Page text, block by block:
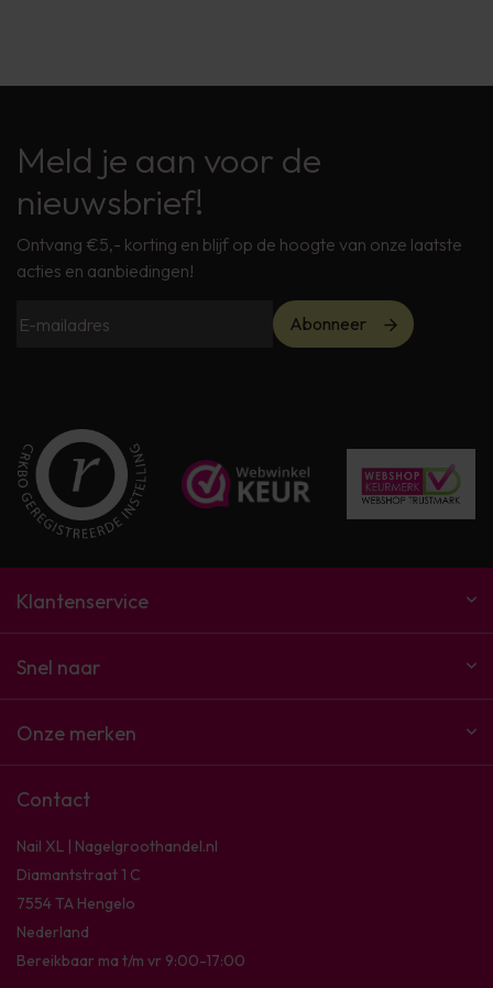
Meld je aan voor de
nieuwsbrief!
Ontvang €5,- korting en blijf op de hoogte van onze laatste
acties en aanbiedingen!
Abonneer
Klantenservice
Snel naar
Onze merken
Contact
Nail XL | Nagelgroothandel.nl
Diamantstraat 1 C
7554 TA Hengelo
Nederland
Bereikbaar ma t/m vr 9:00-17:00